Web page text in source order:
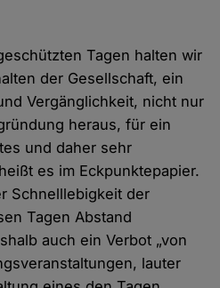
Tagen halten wir
der Gesellschaft, ein
Vergänglichkeit, nicht nur
heraus, für ein
und daher sehr
es im Eckpunktepapier.
Schnelllebigkeit der
Tagen Abstand
auch ein Verbot „von
lauter